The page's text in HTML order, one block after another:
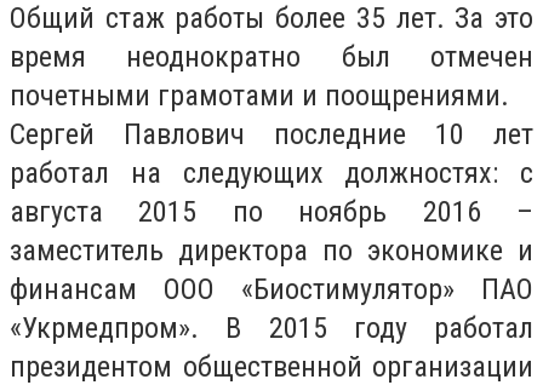
Общий стаж работы более 35 лет. За это
время неоднократно был отмечен
почетными грамотами и поощрениями.
Сергей Павлович последние 10 лет
работал на следующих должностях: с
августа 2015 по ноябрь 2016 –
заместитель директора по экономике и
финансам ООО «Биостимулятор» ПАО
«Укрмедпром». В 2015 году работал
президентом общественной организации